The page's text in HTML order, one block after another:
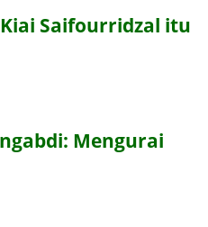
Saifourridzal itu
Mengurai